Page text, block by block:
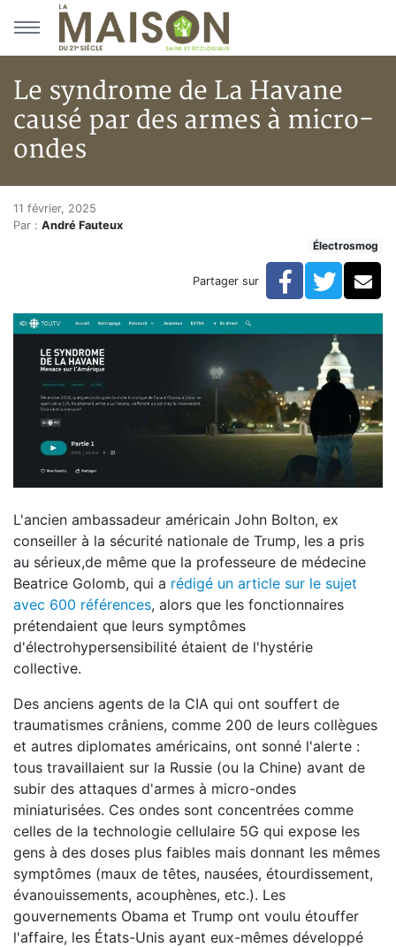
Aller au menu principal
Aller au contenu principal
Le syndrome de La Havane
causé par des armes à micro-
ondes
Accueil
Articles
Le syndrome de La Havane causé par des armes à
Le syndrome de La Havane
11 février, 2025
Par : André Fauteux
Électrosmog
Partager sur Facebook
L'ancien ambassadeur américain John Bolton, ex
conseiller à la sécurité nationale de Trump, les a pris
au sérieux,de même que la professeure de médecine
Beatrice Golomb, qui a rédigé un article sur le sujet
avec 600 références, alors que les fonctionnaires
prétendaient que leurs symptômes
d'électrohypersensibilité étaient de l'hystérie
collective.
Des anciens agents de la CIA qui ont souffert de
traumatismes crâniens, comme 200 de leurs collègues
et autres diplomates américains, ont sonné l'alerte :
tous travaillaient sur la Russie (ou la Chine) avant de
subir des attaques d'armes à micro-ondes
miniaturisées. Ces ondes sont concentrées comme
celles de la technologie cellulaire 5G qui expose les
gens à des doses plus faibles mais donnant les mêmes
symptômes (maux de têtes, nausées, étourdissement,
évanouissements, acouphènes, etc.). Les
gouvernements Obama et Trump ont voulu étouffer
l'affaire, les États-Unis ayant eux-mêmes développé